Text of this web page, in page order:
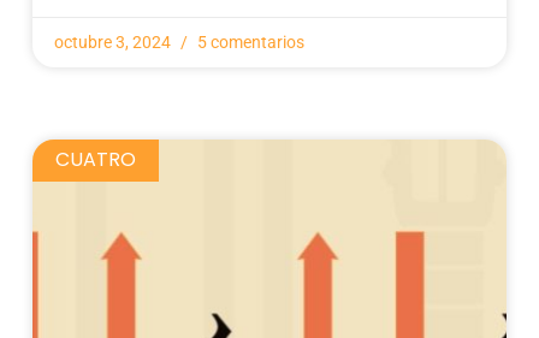
octubre 3, 2024 5 comentarios
CUATRO